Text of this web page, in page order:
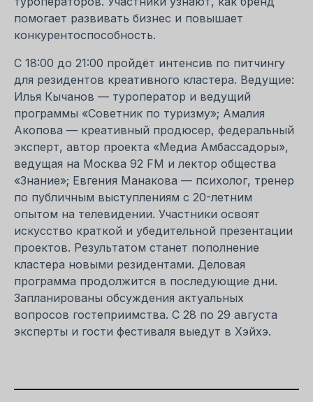
помогает развивать бизнес и повышает
конкурентоспособность.
С 18:00 до 21:00 пройдёт интенсив по питчингу
для резидентов креативного кластера. Ведущие:
Илья Кычанов — туроператор и ведущий
программы «Советник по туризму»; Амалия
Акопова — креативный продюсер, федеральный
эксперт, автор проекта «Медиа Амбассадоры»,
ведущая на Москва 92 FM и лектор общества
«Знание»; Евгения Манакова — психолог, тренер
по публичным выступлениям с 20-летним
опытом на телевидении. Участники освоят
искусство краткой и убедительной презентации
проектов. Результатом станет пополнение
кластера новыми резидентами. Деловая
программа продолжится в последующие дни.
Запланированы обсуждения актуальных
вопросов гостеприимства. С 28 по 29 августа
эксперты и гости фестиваля выедут в Хэйхэ.